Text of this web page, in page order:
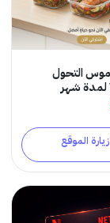
التحول
زيارة الموقع